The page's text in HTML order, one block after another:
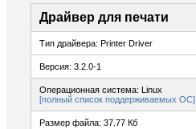
Драйвер для печати
Тип драйвера: Printer Driver
Версия: 3.2.0-1
Операционная система: Linux
[полный список поддерживаемых ОС]
Размер файла: 37.77 Кб